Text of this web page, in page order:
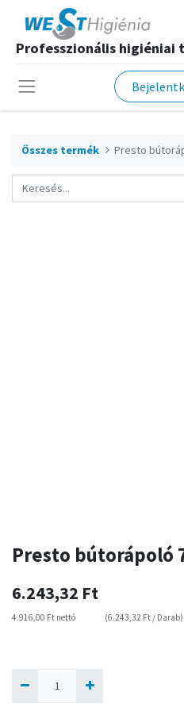
Professzionális higiéniai
Összes termék Presto
Presto bútorápoló
6.243,32 Ft
4.916,00 Ft nettó (6.243,32 Ft / Darab)